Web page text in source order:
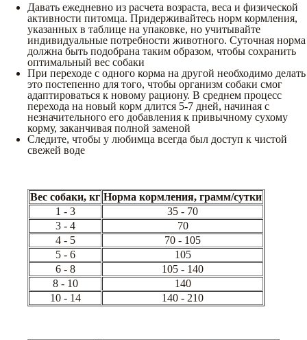
Давать ежедневно из расчета возраста, веса и физической
активности питомца. Придерживайтесь норм кормления,
указанных в таблице на упаковке, но учитывайте
индивидуальные потребности животного. Суточная норма
должна быть подобрана таким образом, чтобы сохранить
оптимальный вес собаки
При переходе с одного корма на другой необходимо делать
это постепенно для того, чтобы организм собаки смог
адаптироваться к новому рациону. В среднем процесс
перехода на новый корм длится 5-7 дней, начиная с
незначительного его добавления к привычному сухому
корму, заканчивая полной заменой
Следите, чтобы у любимца всегда был доступ к чистой
свежей воде
Вес собаки, кг Норма кормления, грамм/сутки
1 - 3
35 - 70
3 - 4
70
4 - 5
70 - 105
5 - 6
105
6 - 8
105 - 140
8 - 10
140
10 - 14
140 - 210